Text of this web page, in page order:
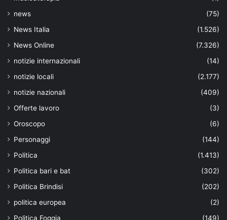
news
(75)
News Italia
(1.526)
News Online
(7.326)
notizie internazionali
(14)
notizie locali
(2.177)
notizie nazionali
(409)
Offerte lavoro
(3)
Oroscopo
(6)
Personaggi
(144)
Politica
(1.413)
Politica bari e bat
(302)
Politica Brindisi
(202)
politica europea
(2)
Politica Foggia
(149)